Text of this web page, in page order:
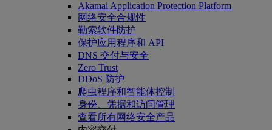
Akamai Application Protection Platform
网络安全合规性
勒索软件防护
保护应用程序和 API
DNS 交付与安全
Zero Trust
DDoS 防护
爬虫程序和智能体控制
身份、凭据和访问管理
查看所有网络安全产品